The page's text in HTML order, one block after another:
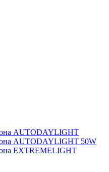
AUTODAYLIGHT
AUTODAYLIGHT 50W
EXTREMELIGHT